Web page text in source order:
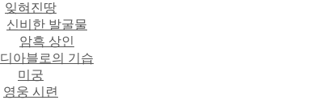
잊혀진땅
신비한 발굴물
암흑 상인
디아블로의 기습
미궁
영웅 시련